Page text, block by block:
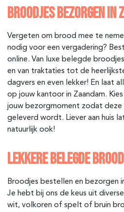
BROODJES BEZORGEN IN
Vergeten om brood mee te
nodig voor een vergadering?
online. Van luxe belegde
en van traktaties tot de
dagvers en even lekker! En laat
op jouw kantoor in Zaandam.
jouw bezorgmoment zodat
geleverd wordt. Liever aan huis
natuurlijk ook!
LEKKERE BELEGDE
Broodjes bestellen en bezorgen
Je hebt bij ons de keus uit
wit, volkoren of spelt of bruin